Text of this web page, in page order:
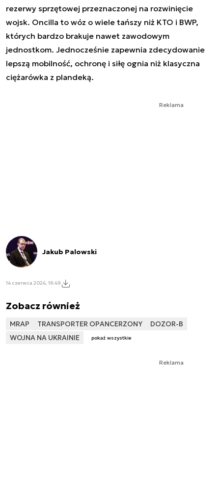
rezerwy sprzętowej przeznaczonej na rozwinięcie
wojsk. Oncilla to wóz o wiele tańszy niż KTO i BWP,
których bardzo brakuje nawet zawodowym
jednostkom. Jednocześnie zapewnia zdecydowanie
lepszą mobilność, ochronę i siłę ognia niż klasyczna
ciężarówka z plandeką.
Reklama
Jakub Palowski
14 czerwca 2024, 16:49
Zobacz również
MRAP TRANSPORTER OPANCERZONY
DOZOR-B
WOJNA NA UKRAINIE
pokaż wszystkie
Reklama